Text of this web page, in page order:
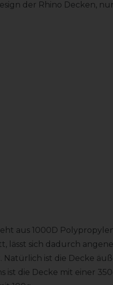
der Rhino Decken,
aus 1000D
lässt sich dadurch
Natürlich ist die Decke
ist die Decke mit einer